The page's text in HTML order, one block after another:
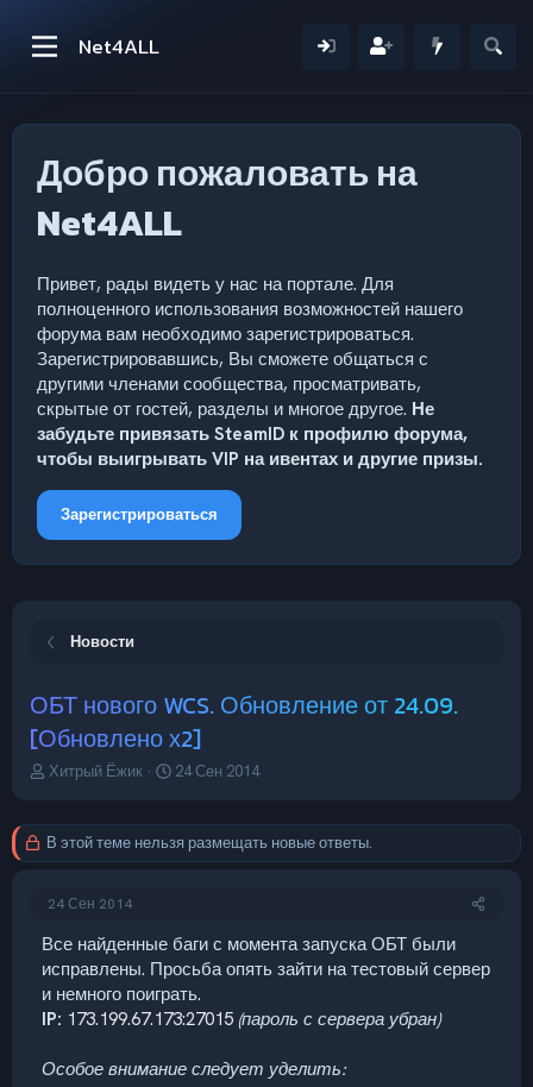
Net4ALL
Добро пожаловать на
Net4ALL
Привет, рады видеть у нас на портале. Для
полноценного использования возможностей нашего
форума вам необходимо зарегистрироваться.
Зарегистрировавшись, Вы сможете общаться с
другими членами сообщества, просматривать,
скрытые от гостей, разделы и многое другое. Не
забудьте привязать SteamID к профилю форума,
чтобы выигрывать VIP на ивентах и другие призы.
Зарегистрироваться
Новости
ОБТ нового WCS. Обновление от 24.09.
[Обновлено х2]
А
о
е
ы
Хитрый Ёжик
Д
л
а
24 Сен 2014
В этой теме нельзя размещать новые ответы.
24 Сен 2014
Все найденные баги с момента запуска ОБТ были
исправлены. Просьба опять зайти на тестовый сервер
и немного поиграть.
IP: 173.199.67.173:27015 (пароль с сервера убран)
Особое внимание следует уделить: